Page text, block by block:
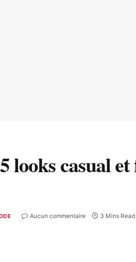
casual
Aucun commentaire 3 Mins Read